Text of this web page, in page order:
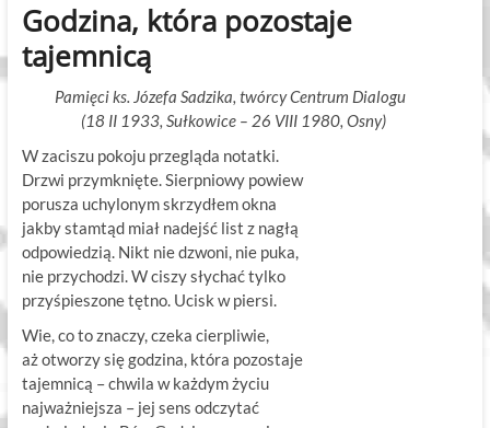
Godzina, która pozostaje
tajemnicą
Pamięci ks. Józefa Sadzika, twórcy Centrum Dialogu
(18 II 1933, Sułkowice – 26 VIII 1980, Osny)
W zaciszu pokoju przegląda notatki.
Drzwi przymknięte. Sierpniowy powiew
porusza uchylonym skrzydłem okna
jakby stamtąd miał nadejść list z nagłą
odpowiedzią. Nikt nie dzwoni, nie puka,
nie przychodzi. W ciszy słychać tylko
przyśpieszone tętno. Ucisk w piersi.
Wie, co to znaczy, czeka cierpliwie,
aż otworzy się godzina, która pozostaje
tajemnicą – chwila w każdym życiu
najważniejsza – jej sens odczytać